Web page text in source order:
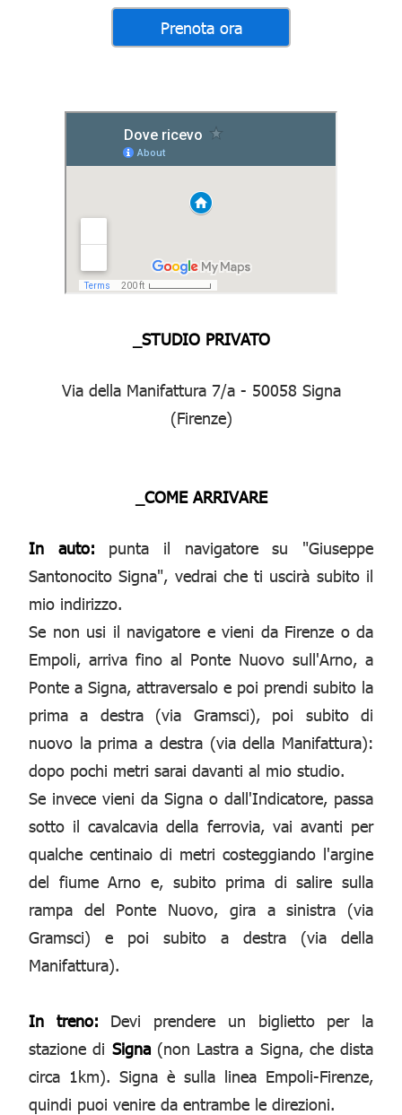
_STUDIO PRIVATO
Via della Manifattura 7/a - 50058 Signa
(Firenze)
_COME ARRIVARE
In auto: punta il navigatore su "Giuseppe
Santonocito Signa", vedrai che ti uscirà subito il
mio indirizzo.
Se non usi il navigatore e vieni da Firenze o da
Empoli, arriva fino al Ponte Nuovo sull'Arno, a
Ponte a Signa, attraversalo e poi prendi subito la
prima a destra (via Gramsci), poi subito di
nuovo la prima a destra (via della Manifattura):
dopo pochi metri sarai davanti al mio studio.
Se invece vieni da Signa o dall'Indicatore, passa
sotto il cavalcavia della ferrovia, vai avanti per
qualche centinaio di metri costeggiando l'argine
del fiume Arno e, subito prima di salire sulla
rampa del Ponte Nuovo, gira a sinistra (via
Gramsci) e poi subito a destra (via della
Manifattura).
In treno: Devi prendere un biglietto per la
stazione di Signa(non Lastra a Signa, che dista
circa 1km). Signa è sulla linea Empoli-Firenze,
quindi puoi venire da entrambe le direzioni.